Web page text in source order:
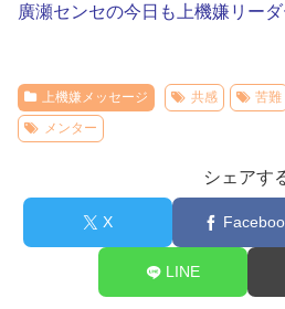
廣瀬センセの今日も上機嫌リー
上機嫌メッセージ 共感 苦難
メンター
シェアす
X
LINE